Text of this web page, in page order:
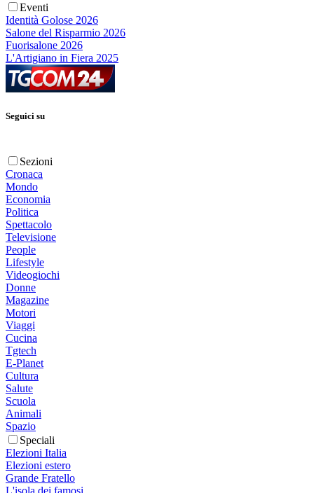
Eventi
Identità Golose 2026
Salone del Risparmio 2026
Fuorisalone 2026
L'Artigiano in Fiera 2025
Seguici su
Sezioni
Cronaca
Mondo
Economia
Politica
Spettacolo
Televisione
People
Lifestyle
Videogiochi
Donne
Magazine
Motori
Viaggi
Cucina
Tgtech
E-Planet
Cultura
Salute
Scuola
Animali
Spazio
Speciali
Elezioni Italia
Elezioni estero
Grande Fratello